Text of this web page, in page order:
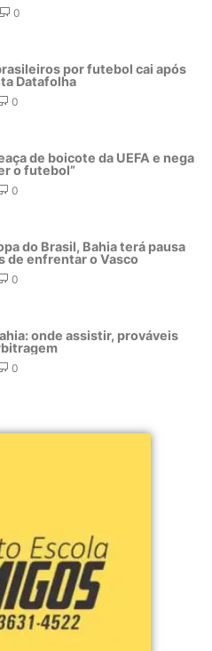
0
por futebol cai após
Datafolha
0
de boicote da UEFA e nega
o futebol”
0
do Brasil, Bahia terá pausa
de enfrentar o Vasco
0
onde assistir, prováveis
0